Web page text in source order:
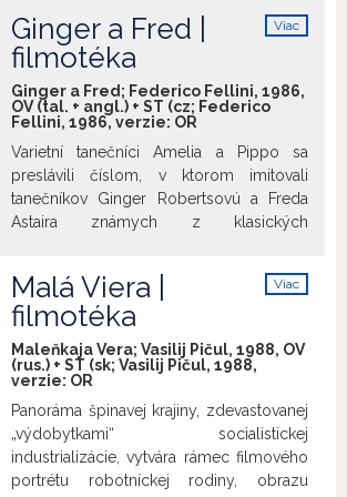
vyjadruje vnútorný nepokoj a
katastrofické predtuchy samotného
režiséra. Na nastoľované otázky film
nedáva odpovede, vysiela však impulz
na ich hľadanie.Valerij Kupka
tragédií druhej svetovej vojny. Ako sa
ukazuje, ani pätnásť rokov od skončenia
naplno rozvinúť. Ona sa s nemožnou
láskou stretáva opätovne, keď tú prvú
zažila (hoci v inom kontexte) už počas
vojny...
Viac
Ginger a Fred |
filmotéka
Ginger a Fred; Federico Fellini, 1986,
OV (tal. + angl.) + ST (cz; Federico
Fellini, 1986, verzie: OR
Varietní tanečníci Amelia a Pippo sa
preslávili číslom, v ktorom imitovali
tanečníkov Ginger Robertsovú a Freda
Astaira známych z klasických
televíznom programe. Keď vypadne
prúd, majú možnosť spomínať na staré
Felliniho, v ktorom sa objavili jeho
manželka Giulietta Masina a Marcello
Mastroianni, s ktorým Fellini nakrútil svoje
vari najslávnejšie filmy – Sladký život a 8
½.
Viac
Malá Viera |
filmotéka
Maleňkaja Vera; Vasilij Pičul, 1988, OV
(rus.) + ST (sk; Vasilij Pičul, 1988,
verzie: OR
Panoráma špinavej krajiny, zdevastovanej
„výdobytkami“ socialistickej
industrializácie, vytvára rámec filmového
portrétu robotníckej rodiny, obrazu